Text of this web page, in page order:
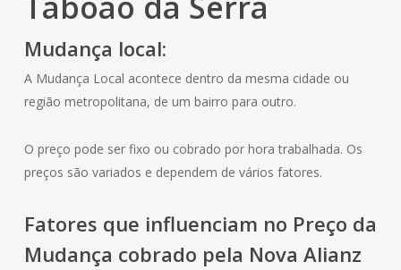
Mudança local:
A Mudança Local acontece dentro da mesma cidade ou
região metropolitana, de um bairro para outro.
O preço pode ser fixo ou cobrado por hora trabalhada. Os
preços são variados e dependem de vários fatores.
Fatores que influenciam no Preço da
Mudança cobrado pela Nova Alianz